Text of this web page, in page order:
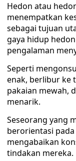
Hedon atau
menempatkan
sebagai tujuan
gaya hidup
pengalaman
Seperti
enak, berlibur ke
pakaian mewah,
menarik.
Seseorang yang
berorientasi
mengabaikan
tindakan mereka.